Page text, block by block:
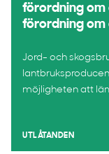
förordning
förordning
Jord- och
möjligheten att
UTLÅTANDEN